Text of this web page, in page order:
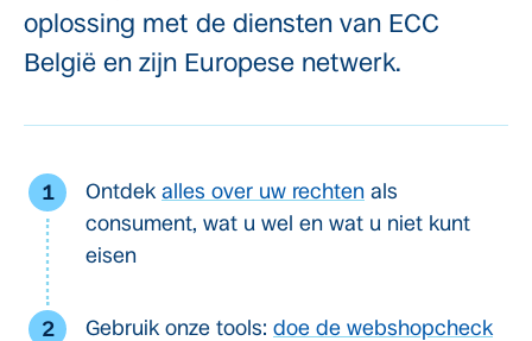
oplossing met de diensten van ECC
België en zijn Europese netwerk.
Ontdek alles over uw rechten als
consument, wat u wel en wat u niet kunt
eisen
Gebruik onze tools: doe de webshopcheck